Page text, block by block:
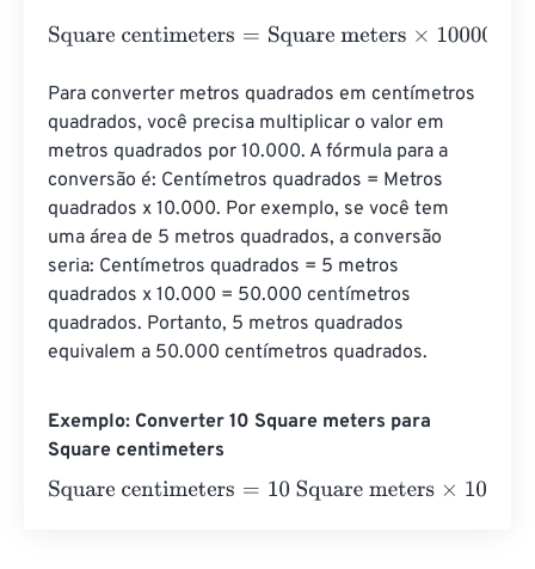
Square centimeters=Square meters×10000
Para converter metros quadrados em centímetros
quadrados, você precisa multiplicar o valor em
metros quadrados por 10.000. A fórmula para a
conversão é: Centímetros quadrados = Metros
quadrados x 10.000. Por exemplo, se você tem
uma área de 5 metros quadrados, a conversão
seria: Centímetros quadrados = 5 metros
quadrados x 10.000 = 50.000 centímetros
quadrados. Portanto, 5 metros quadrados
equivalem a 50.000 centímetros quadrados.
Exemplo: Converter 10 Square meters para
Square centimeters
Square centimeters=10 Square meters×10000= 100000